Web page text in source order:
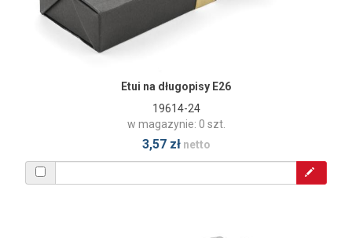
Etui na długopisy E26
19614-24
w magazynie: 0 szt.
3,57 złnetto